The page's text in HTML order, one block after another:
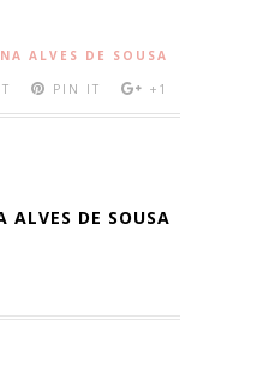
ALVES DE SOUSA
PIN IT +1
ALVES DE SOUSA